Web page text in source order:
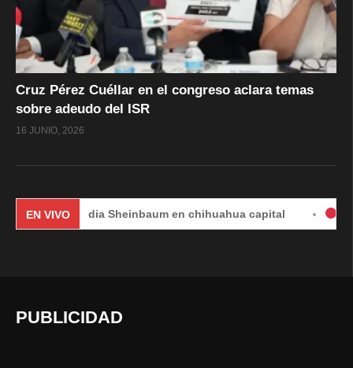
Cruz Pérez Cuéllar en el congreso aclara temas
sobre adeudo del ISR
16 JUNIO, 2026
EN VIVO
Claudia Sheinbaum en chihuahua capital #EnVivo |
PUBLICIDAD